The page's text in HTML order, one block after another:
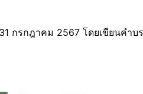
กรกฎาคม 2567 โดยเขียนคำ